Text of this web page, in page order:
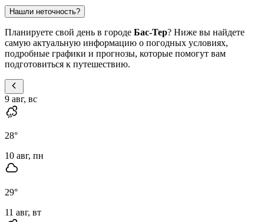
Нашли неточность?
Планируете свой день в городе Бас-Тер? Ниже вы найдете
самую актуальную информацию о погодных условиях,
подробные графики и прогнозы, которые помогут вам
подготовиться к путешествию.
9 авг, вс
28°
10 авг, пн
29°
11 авг, вт